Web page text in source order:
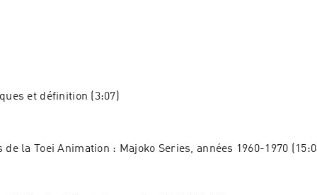
et définition (3:07)
la Toei Animation : Majoko Series, années 1960-1970